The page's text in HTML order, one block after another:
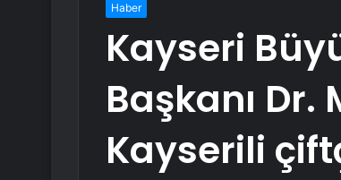
Haber
Kayseri
Başkanı Dr.
Kayserili